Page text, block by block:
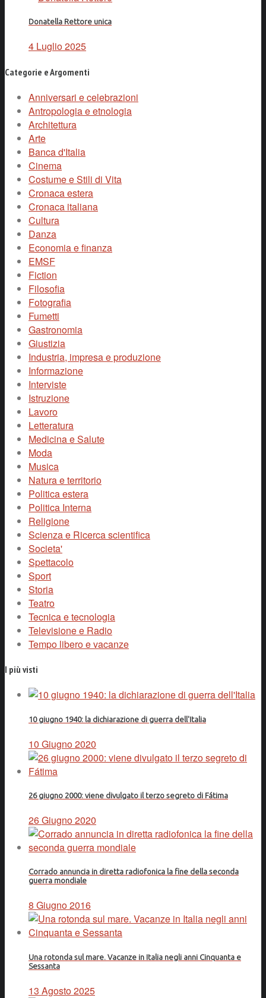
Donatella Rettore unica
4 Luglio 2025
Categorie e Argomenti
Anniversari e celebrazioni
Antropologia e etnologia
Architettura
Arte
Banca d'Italia
Cinema
Costume e Stili di Vita
Cronaca estera
Cronaca italiana
Cultura
Danza
Economia e finanza
EMSF
Fiction
Filosofia
Fotografia
Fumetti
Gastronomia
Giustizia
Industria, impresa e produzione
Informazione
Interviste
Istruzione
Lavoro
Letteratura
Medicina e Salute
Moda
Musica
Natura e territorio
Politica estera
Politica Interna
Religione
Scienza e Ricerca scientifica
Societa'
Spettacolo
Sport
Storia
Teatro
Tecnica e tecnologia
Televisione e Radio
Tempo libero e vacanze
I più visti
10 giugno 1940: la dichiarazione di guerra dell'Italia
10 Giugno 2020
26 giugno 2000: viene divulgato il terzo segreto di Fátima
26 Giugno 2020
Corrado annuncia in diretta radiofonica la fine della seconda
guerra mondiale
8 Giugno 2016
Una rotonda sul mare. Vacanze in Italia negli anni Cinquanta e
Sessanta
13 Agosto 2025